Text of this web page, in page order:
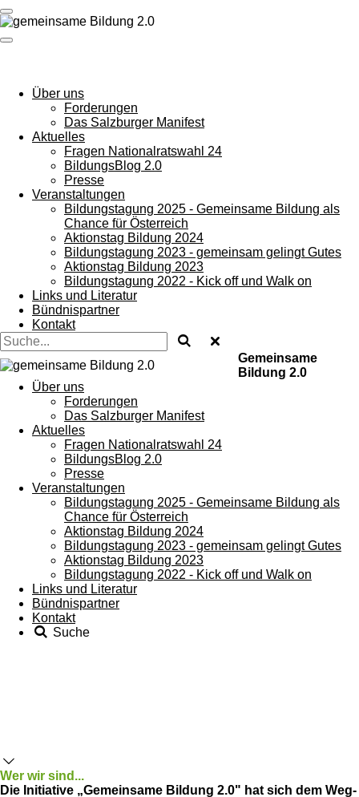
Zum
Hauptinhalt
springen
Über uns
Forderungen
Das Salzburger Manifest
Aktuelles
Fragen Nationalratswahl 24
BildungsBlog 2.0
Presse
Veranstaltungen
Bildungstagung 2025 - Gemeinsame Bildung als
Chance für Österreich
Aktionstag Bildung 2024
Bildungstagung 2023 - gemeinsam gelingt Gutes
Aktionstag Bildung 2023
Bildungstagung 2022 - Kick off und Walk on
Links und Literatur
Bündnispartner
Kontakt
Gemeinsame
Bildung 2.0
Über uns
Forderungen
Das Salzburger Manifest
Aktuelles
Fragen Nationalratswahl 24
BildungsBlog 2.0
Presse
Veranstaltungen
Bildungstagung 2025 - Gemeinsame Bildung als
Chance für Österreich
Aktionstag Bildung 2024
Bildungstagung 2023 - gemeinsam gelingt Gutes
Aktionstag Bildung 2023
Bildungstagung 2022 - Kick off und Walk on
Links und Literatur
Bündnispartner
Kontakt
Suche
Wer wir sind...
Die Initiative „Gemeinsame Bildung 2.0" hat sich dem Weg-